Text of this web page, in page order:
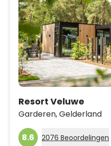
Resort Veluwe
Garderen,Gelderland
8.6 2076 Beoordelingen